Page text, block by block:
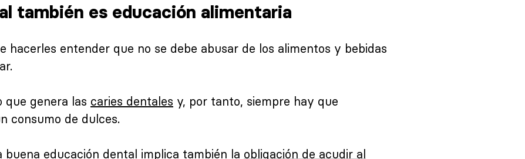
también es educación alimentaria
hacerles entender que no se debe abusar de los alimentos y bebidas
que genera las caries dentales y, por tanto, siempre hay que
consumo de dulces.
educación dental implica también la obligación de acudir al